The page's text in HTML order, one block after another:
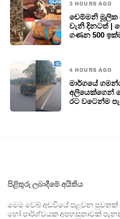
3 HOURS AGO
චෙම්මනි මූලික
වැනි දිනටත් |
ගණන 500
4 HOURS AGO
මාර්ගයේ
අලියෙක්ගෙන්
රට වටෙන්ම
පිළිතුරු ලබාදීමේ අයිතිය
මෙම වෙබ් අඩවියේ පළවන
හෝ පාර්ශ්වයක අපහසුතාවක්